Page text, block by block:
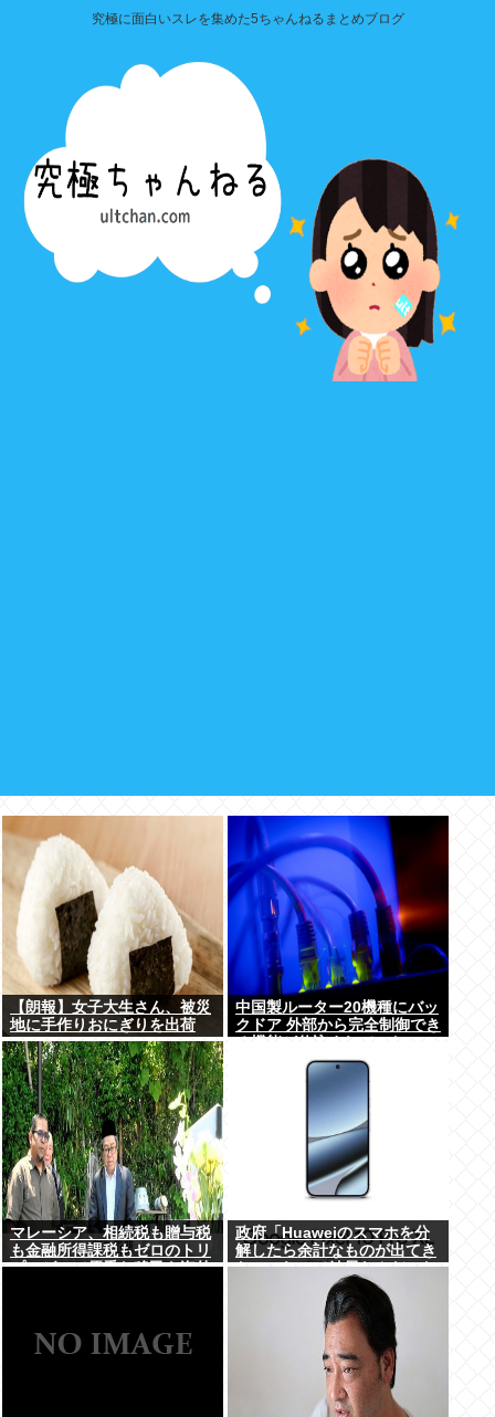
究極に面白いスレを集めた5ちゃんねるまとめブログ
【朗報】女子大生さん、被災
地に手作りおにぎりを出荷
中国製ルーター20機種にバッ
クドア 外部から完全制御でき
マレーシア、相続税も贈与税
も金融所得課税もゼロのトリ
プルゼロで優秀な移民を海外
政府「Huaweiのスマホを分
解したら余計なものが出てき
た」これって結局なんだった